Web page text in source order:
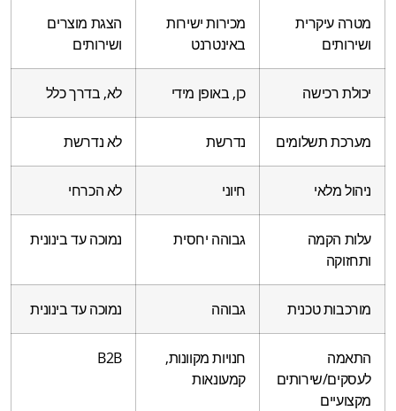
מטרה עיקרית
ושירותים
מכירות ישירות
באינטרנט
הצגת מוצרים
ושירותים
יכולת רכישה כן, באופן מידי לא, בדרך כלל
מערכת תשלומים נדרשת לא נדרשת
ניהול מלאי חיוני לא הכרחי
עלות הקמה
ותחזוקה
גבוהה יחסית נמוכה עד בינונית
מורכבות טכנית גבוהה נמוכה עד בינונית
התאמה
לעסקים/שירותים
מקצועיים
חנויות מקוונות,
קמעונאות
B2B